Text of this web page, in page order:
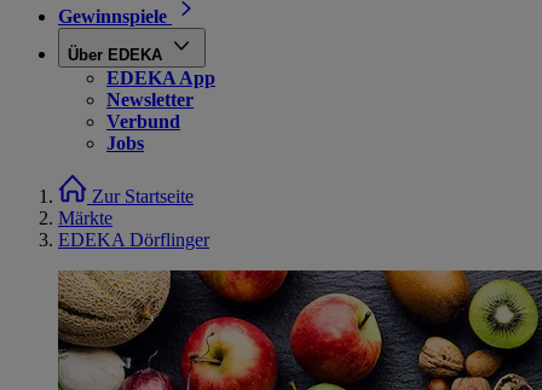
Gewinnspiele
Über EDEKA
EDEKA App
Newsletter
Verbund
Jobs
Zur Startseite
Märkte
EDEKA Dörflinger